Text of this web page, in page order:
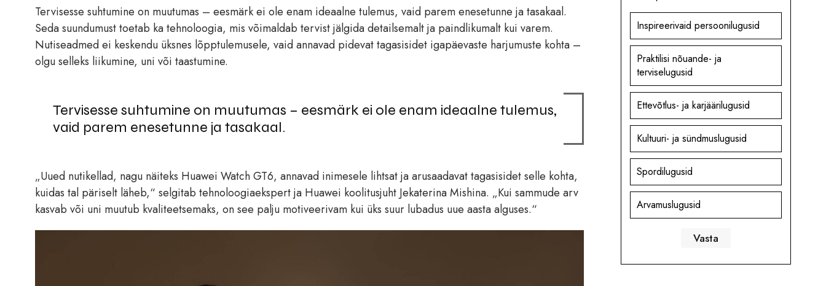
Tervisesse suhtumine on muutumas – eesmärk ei ole enam ideaalne tulemus, vaid parem enesetunne ja tasakaal.
Seda suundumust toetab ka tehnoloogia, mis võimaldab tervist jälgida detailsemalt ja paindlikumalt kui varem.
Nutiseadmed ei keskendu üksnes lõpptulemusele, vaid annavad pidevat tagasisidet igapäevaste harjumuste kohta –
olgu selleks liikumine, uni või taastumine.
Tervisesse suhtumine on muutumas – eesmärk ei ole enam ideaalne tulemus,
vaid parem enesetunne ja tasakaal.
„Uued nutikellad, nagu näiteks Huawei Watch GT6, annavad inimesele lihtsat ja arusaadavat tagasisidet selle kohta,
kuidas tal päriselt läheb,“ selgitab tehnoloogiaekspert ja Huawei koolitusjuht Jekaterina Mishina. „Kui sammude arv
kasvab või uni muutub kvaliteetsemaks, on see palju motiveerivam kui üks suur lubadus uue aasta alguses.“
Inspireerivaid persoonilugusid
Praktilisi nõuande- ja
terviselugusid
Ettevõtlus- ja karjäärilugusid
Kultuuri- ja sündmuslugusid
Spordilugusid
Arvamuslugusid